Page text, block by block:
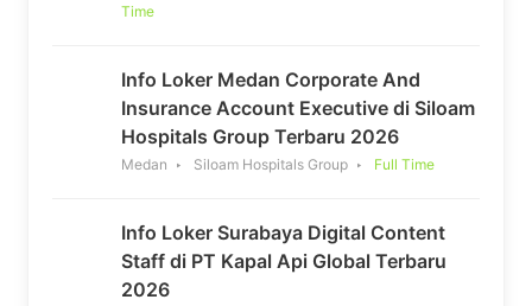
Time
Info Loker Medan Corporate And
Insurance Account Executive di Siloam
Hospitals Group Terbaru 2026
Medan Siloam Hospitals Group Full Time
Info Loker Surabaya Digital Content
Staff di PT Kapal Api Global Terbaru
2026